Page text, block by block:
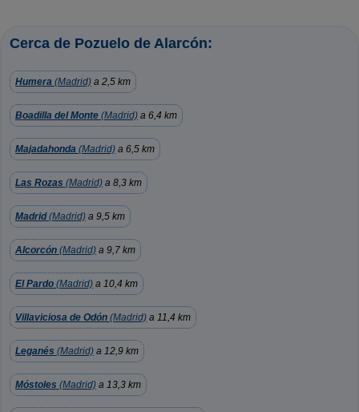
Cerca de Pozuelo de Alarcón:
Humera (Madrid) a 2,5 km
Boadilla del Monte (Madrid) a 6,4 km
Majadahonda (Madrid) a 6,5 km
Las Rozas (Madrid) a 8,3 km
Madrid(Madrid) a 9,5 km
Alcorcón (Madrid) a 9,7 km
El Pardo (Madrid) a 10,4 km
Villaviciosa de Odón (Madrid) a 11,4 km
Leganés (Madrid) a 12,9 km
Móstoles (Madrid) a 13,3 km